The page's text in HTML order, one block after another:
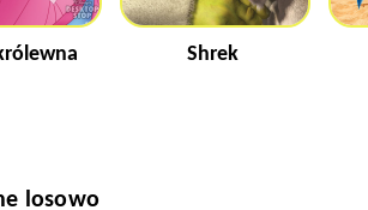
Shrek
losowo